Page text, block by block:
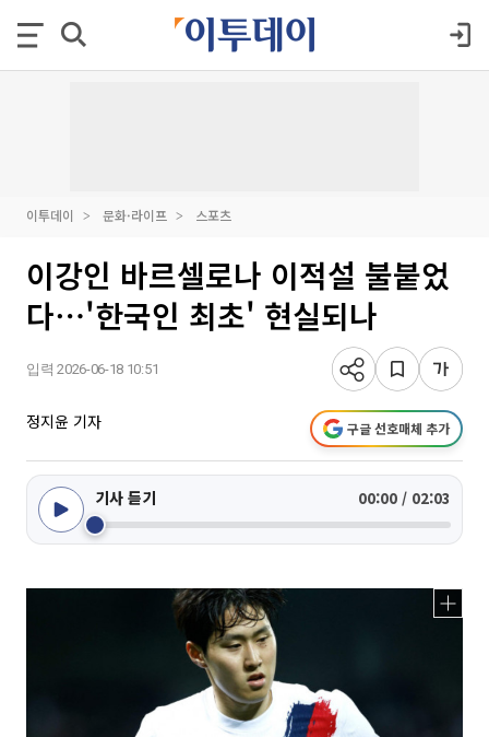
이투데이 문화·라이프 스포츠
이강인 바르셀로나 이적설 불붙었
다⋯'한국인 최초' 현실되나
입력 2026-06-18 10:51
정지윤 기자 구글 선호매체 추가
기사 듣기 00:00 / 02:03